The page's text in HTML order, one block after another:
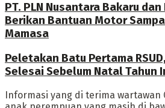
PT. PLN Nusantara Bakaru
Berikan Bantuan Motor
Mamasa
Peletakan Batu Pertama
Selesai Sebelum Natal Tahun
Informasi yang di terima wartawan